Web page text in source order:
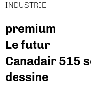
INDUSTRIE
premium
Le futur
Canadair 515
dessine